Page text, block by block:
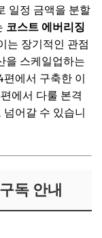
일정 금액을 분할
코스트 에버리징
는 장기적인 관점
을 스케일업하는
에서 구축한 이
에서 다룰 본격
어갈 수 있습니
독 안내